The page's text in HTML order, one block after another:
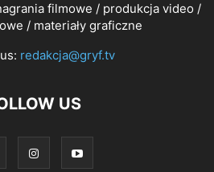
filmowe / produkcja video /
/ materiały graficzne
redakcja@gryf.tv
US